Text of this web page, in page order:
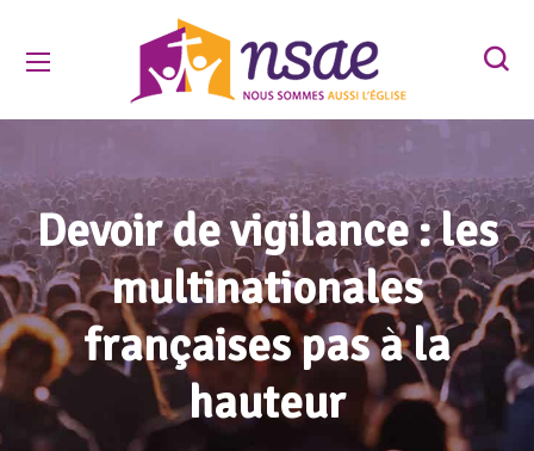
Devoir de vigilance : les
multinationales
françaises pas à la
hauteur